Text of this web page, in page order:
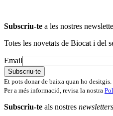
Subscriu-te a les nostres
Totes les novetats de Biocat i del
Email
Et pots donar de baixa quan ho desitgis.
Per a més informació, revisa la nostra
Subscriu-te als nostres newsletters